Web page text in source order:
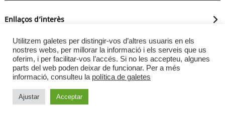
Enllaços d’interès
Avís legal. © L’Institut Cartogràfic i Geològic de Catalunya
permet la reutilització dels continguts i de les dades sempre
que se citi la font i la data d’actualització, que no és
desnaturalitzi la informació i que no es contradigui amb una
llicència específica.
Utilitzem galetes per distingir-vos d’altres usuaris en els
nostres webs, per millorar la informació i els serveis que us
oferim, i per facilitar-vos l’accés. Si no les accepteu, algunes
parts del web poden deixar de funcionar. Per a més
informació, consulteu la política de galetes
Ajustar Acceptar